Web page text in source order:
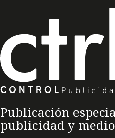
Publicación
publicidad y